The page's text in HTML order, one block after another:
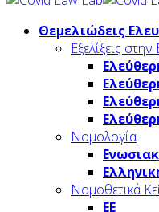
Θεμελιώδεις
Εξελίξεις στην
Νομολογία
Νομοθετικά
ΕΕ